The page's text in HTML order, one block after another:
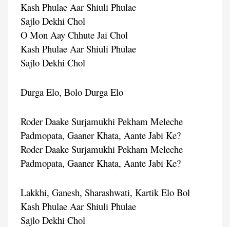
Kash Phulae Aar Shiuli Phulae
Sajlo Dekhi Chol
O Mon Aay Chhute Jai Chol
Kash Phulae Aar Shiuli Phulae
Sajlo Dekhi Chol
Durga Elo, Bolo Durga Elo
Roder Daake Surjamukhi Pekham Meleche
Padmopata, Gaaner Khata, Aante Jabi Ke?
Roder Daake Surjamukhi Pekham Meleche
Padmopata, Gaaner Khata, Aante Jabi Ke?
Lakkhi, Ganesh, Sharashwati, Kartik Elo Bol
Kash Phulae Aar Shiuli Phulae
Sajlo Dekhi Chol